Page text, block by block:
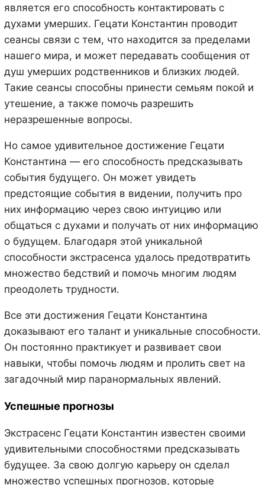
является его способность контактировать с
духами умерших. Гецати Константин проводит
сеансы связи с тем, что находится за пределами
нашего мира, и может передавать сообщения от
душ умерших родственников и близких людей.
Такие сеансы способны принести семьям покой и
утешение, а также помочь разрешить
неразрешенные вопросы.
Но самое удивительное достижение Гецати
Константина — его способность предсказывать
события будущего. Он может увидеть
предстоящие события в видении, получить про
них информацию через свою интуицию или
общаться с духами и получать от них информацию
о будущем. Благодаря этой уникальной
способности экстрасенса удалось предотвратить
множество бедствий и помочь многим людям
преодолеть трудности.
Все эти достижения Гецати Константина
доказывают его талант и уникальные способности.
Он постоянно практикует и развивает свои
навыки, чтобы помочь людям и пролить свет на
загадочный мир паранормальных явлений.
Успешные прогнозы
Экстрасенс Гецати Константин известен своими
удивительными способностями предсказывать
будущее. За свою долгую карьеру он сделал
множество успешных прогнозов, которые